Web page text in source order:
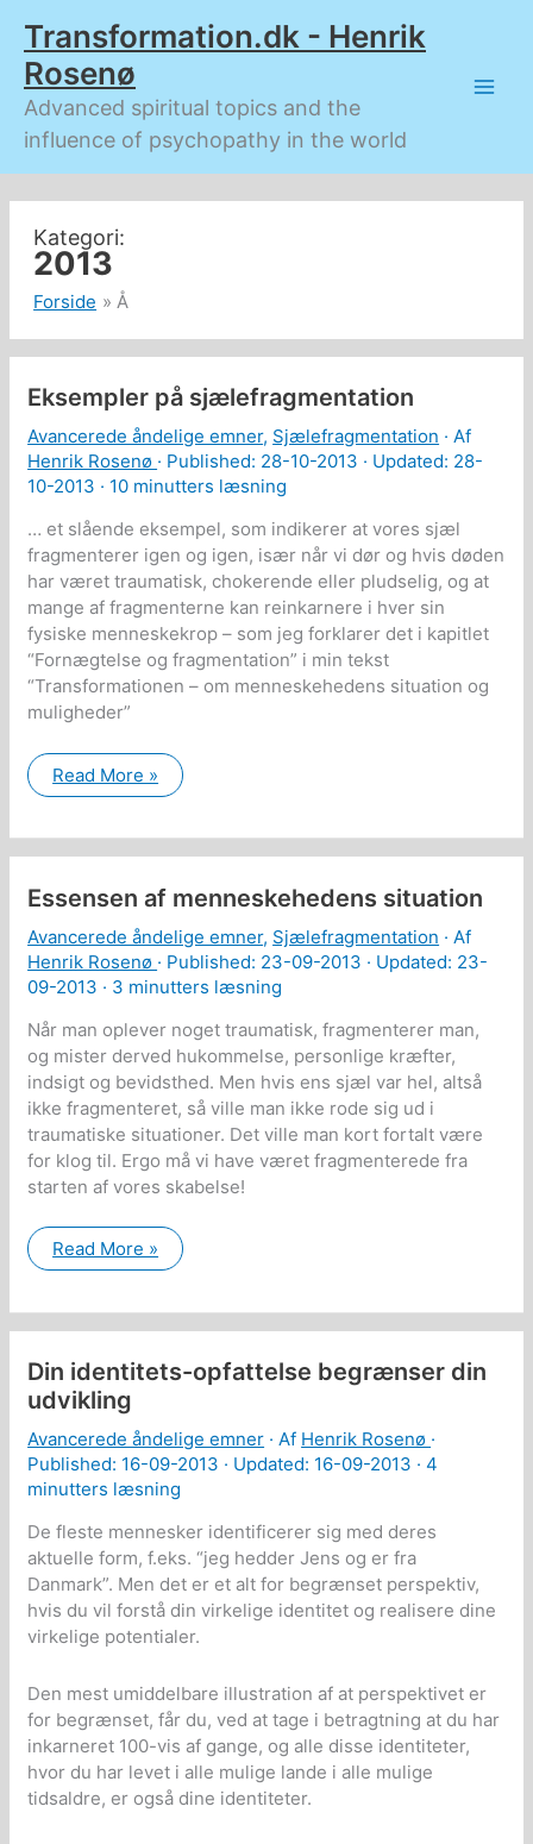
indholdet
Transformation.dk - Henrik
Rosenø
Advanced spiritual topics and the
influence of psychopathy in the world
2013
Forside Å
Eksempler på sjælefragmentation
Avancerede åndelige emner, Sjælefragmentation · Af
Henrik Rosenø · Published: 28-10-2013 · Updated: 28-
10-2013 · 10 minutters læsning
… et slående eksempel, som indikerer at vores sjæl
fragmenterer igen og igen, især når vi dør og hvis døden
har været traumatisk, chokerende eller pludselig, og at
mange af fragmenterne kan reinkarnere i hver sin
fysiske menneskekrop – som jeg forklarer det i kapitlet
“Fornægtelse og fragmentation” i min tekst
“Transformationen – om menneskehedens situation og
muligheder”
Eksempler
på
Read More »
Essensen af menneskehedens situation
Avancerede åndelige emner, Sjælefragmentation · Af
Henrik Rosenø · Published: 23-09-2013 · Updated: 23-
09-2013 · 3 minutters læsning
Når man oplever noget traumatisk, fragmenterer man,
og mister derved hukommelse, personlige kræfter,
indsigt og bevidsthed. Men hvis ens sjæl var hel, altså
ikke fragmenteret, så ville man ikke rode sig ud i
traumatiske situationer. Det ville man kort fortalt være
for klog til. Ergo må vi have været fragmenterede fra
starten af vores skabelse!
Essensen
af
Read More »
Din identitets-opfattelse begrænser din
udvikling
Avancerede åndelige emner · Af Henrik Rosenø ·
Published: 16-09-2013 · Updated: 16-09-2013 ·4
minutters læsning
De fleste mennesker identificerer sig med deres
aktuelle form, f.eks. “jeg hedder Jens og er fra
Danmark”. Men det er et alt for begrænset perspektiv,
hvis du vil forstå din virkelige identitet og realisere dine
virkelige potentialer.
Den mest umiddelbare illustration af at perspektivet er
for begrænset, får du, ved at tage i betragtning at du har
inkarneret 100-vis af gange, og alle disse identiteter,
hvor du har levet i alle mulige lande i alle mulige
tidsaldre, er også dine identiteter.